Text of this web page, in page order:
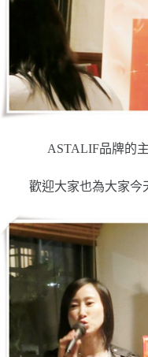
ASTALIF品牌的
歡迎大家也為大家今